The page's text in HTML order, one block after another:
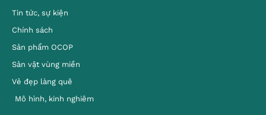
Tin tức, sự kiện
Chính sách
Sản phẩm OCOP
Sản vật vùng miền
Vẻ đẹp làng quê
Mô hình, kinh nghiêm